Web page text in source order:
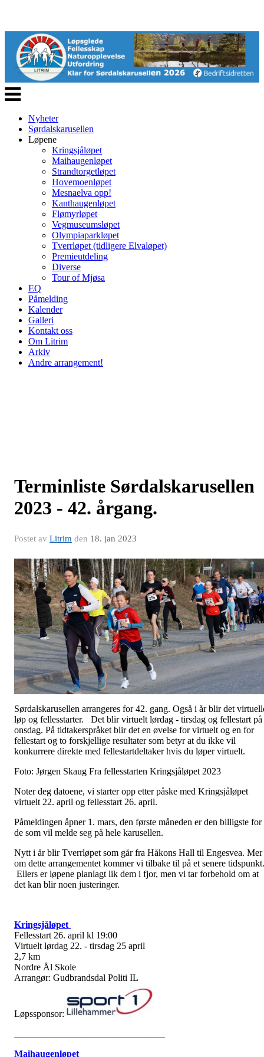
Veksle
navigasjon
Nyheter
Sørdalskarusellen
Løpene
Kringsjåløpet
Maihaugenløpet
Strandtorgetløpet
Hovemoenløpet
Mesnaelva opp!
Kanthaugenløpet
Flømyrløpet
Vegmuseumsløpet
Olympiaparkløpet
Tverrløpet (tidligere Elvaløpet)
Premieutdeling
Diverse
Tour of Mjøsa
EQ
Påmelding
Kalender
Galleri
Kontakt oss
Om Litrim
Arkiv
Andre arrangement!
Terminliste Sørdalskarusellen
2023 - 42. årgang.
Postet av Litrim den 18. jan 2023
Sørdalskarusellen arrangeres for 42. gang. Også i år blir det
løp og fellesstarter. Det blir virtuelt lørdag - tirsdag og fellestart på
onsdag. På tidtakerspråket blir det en øvelse for virtuelt og en for
fellestart og to forskjellige resultater som betyr at du ikke vil
konkurrere direkte med fellestartdeltaker hvis du løper virtuelt.
Foto: Jørgen Skaug Fra fellesstarten Kringsjåløpet 2023
Noter deg datoene, vi starter opp etter påske med Kringsjåløpet
virtuelt 22. april og fellesstart 26. april.
Påmeldingen åpner 1. mars, den første måneden er den billigste for
de som vil melde seg på hele karusellen.
Nytt i år blir Tverrløpet som går fra Håkons Hall til Engesvea. Mer
om dette arrangementet kommer vi tilbake til på et senere tidspunkt.
Ellers er løpene planlagt lik dem i fjor, men vi tar forbehold om at
det kan blir noen justeringer.
Kringsjåløpet
Fellesstart 26. april kl 19:00
Virtuelt lørdag 22. - tirsdag 25 april
2,7 km
Nordre Ål Skole
Arrangør: Gudbrandsdal Politi IL
Løpssponsor:
Maihaugenløpet